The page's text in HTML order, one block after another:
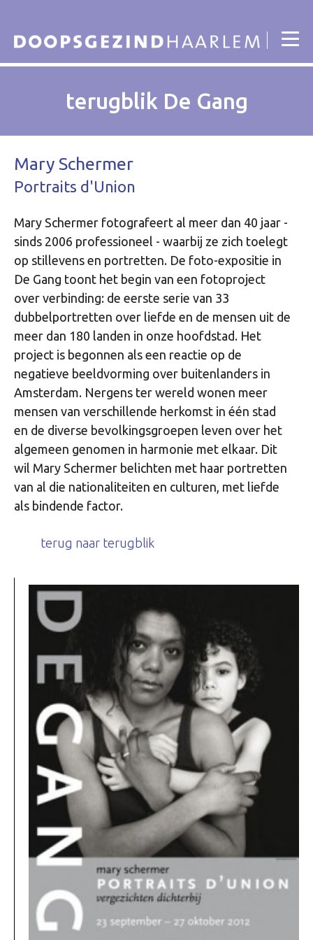
terugblik De Gang
Mary Schermer
Portraits d'Union
Mary Schermer fotografeert al meer dan 40 jaar -
sinds 2006 professioneel - waarbij ze zich toelegt
op stillevens en portretten. De foto-expositie in
De Gang toont het begin van een fotoproject
over verbinding: de eerste serie van 33
dubbelportretten over liefde en de mensen uit de
meer dan 180 landen in onze hoofdstad. Het
project is begonnen als een reactie op de
negatieve beeldvorming over buitenlanders in
Amsterdam. Nergens ter wereld wonen meer
mensen van verschillende herkomst in één stad
en de diverse bevolkingsgroepen leven over het
algemeen genomen in harmonie met elkaar. Dit
wil Mary Schermer belichten met haar portretten
van al die nationaliteiten en culturen, met liefde
als bindende factor.
terug naar terugblik